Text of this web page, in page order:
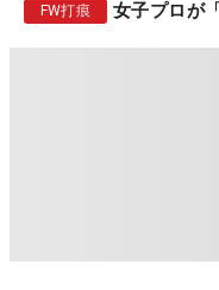
FW打痕 女子プロが